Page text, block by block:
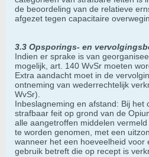
de beoordeling van de relatieve
afgezet tegen capacitaire
3.3 Opsporings- en
Indien er sprake is van
mogelijk, art. 140 WvSr moeten
Extra aandacht moet in de
ontneming van wederrechtelijk
WvSr).
Inbeslagneming en afstand: Bij het
strafbaar feit op grond van de
alle aangetroffen middelen
te worden genomen, met een
wanneer het een hoeveelheid voor
gebruik betreft die op recept is